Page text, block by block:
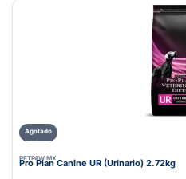
Agotado
PETPAW.MX
Pro Plan Canine UR (Urinario) 2.72kg